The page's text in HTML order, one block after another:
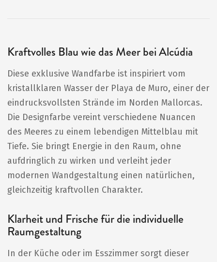
Kraftvolles Blau wie das Meer bei Alcúdia
Diese exklusive Wandfarbe ist inspiriert vom
kristallklaren Wasser der Playa de Muro, einer der
eindrucksvollsten Strände im Norden Mallorcas.
Die Designfarbe vereint verschiedene Nuancen
des Meeres zu einem lebendigen Mittelblau mit
Tiefe. Sie bringt Energie in den Raum, ohne
aufdringlich zu wirken und verleiht jeder
modernen Wandgestaltung einen natürlichen,
gleichzeitig kraftvollen Charakter.
Klarheit und Frische für die individuelle
Raumgestaltung
In der Küche oder im Esszimmer sorgt dieser